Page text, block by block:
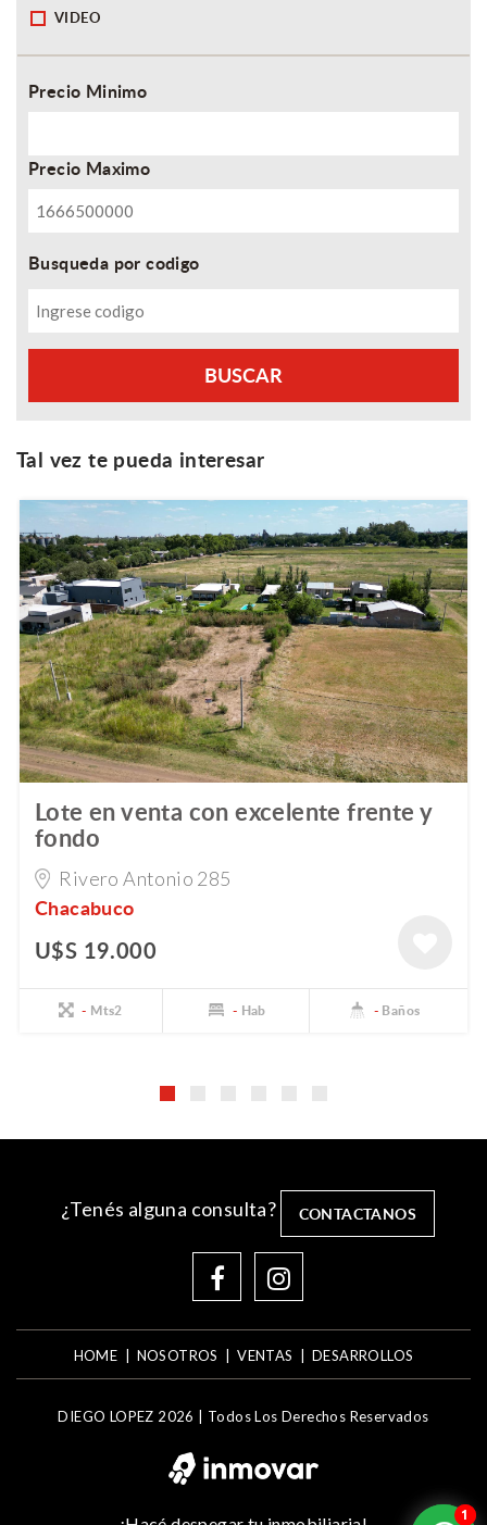
11
VIDEO
Precio Minimo
Precio Maximo
Busqueda por codigo
Tal vez te pueda interesar
Lote en venta con excelente frente y
fondo
Rivero Antonio 285
Chacabuco
U$S 19.000
- Mts2 - Hab - Baños
¿Tenés alguna consulta? CONTACTANOS
HOME NOSOTROS VENTAS DESARROLLOS
DIEGO LOPEZ 2026 | Todos Los Derechos Reservados